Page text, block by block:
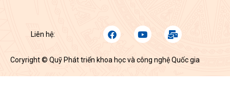
Liên hệ: FacebookYoutubeMail-
bulk
Coryright © Quỹ Phát triển khoa học và công nghệ Quốc gia